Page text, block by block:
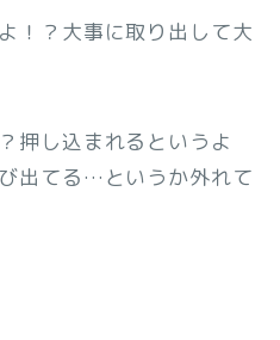
！？大事に取り出して大
押し込まれるというよ
出てる…というか外れて